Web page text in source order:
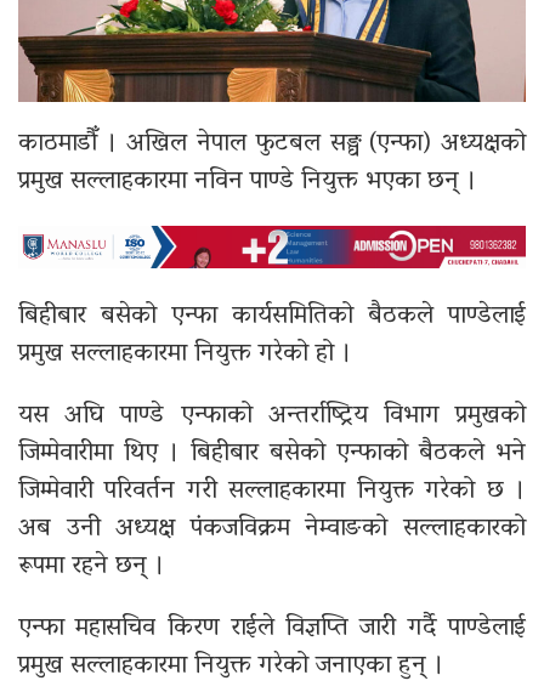
काठमाडौँ । अखिल नेपाल फुटबल सङ्घ (एन्फा) अध्यक्षको
प्रमुख सल्लाहकारमा नविन पाण्डे नियुक्त भएका छन् ।
बिहीबार बसेको एन्फा कार्यसमितिको बैठकले पाण्डेलाई
प्रमुख सल्लाहकारमा नियुक्त गरेको हो ।
यस अघि पाण्डे एन्फाको अन्तर्राष्ट्रिय विभाग प्रमुखको
जिम्मेवारीमा थिए । बिहीबार बसेको एन्फाको बैठकले भने
जिम्मेवारी परिवर्तन गरी सल्लाहकारमा नियुक्त गरेको छ ।
अब उनी अध्यक्ष पंकजविक्रम नेम्वाङको सल्लाहकारको
रूपमा रहने छन् ।
एन्फा महासचिव किरण राईले विज्ञप्ति जारी गर्दै पाण्डेलाई
प्रमुख सल्लाहकारमा नियुक्त गरेको जनाएका हुन् ।